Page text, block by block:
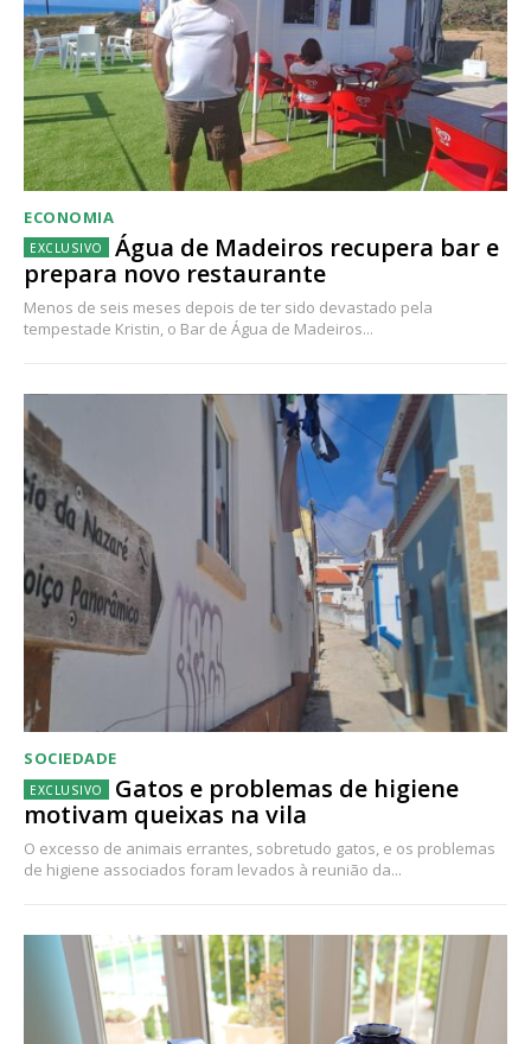
ECONOMIA
Água de Madeiros recupera bar e
prepara novo restaurante
Menos de seis meses depois de ter sido devastado pela
tempestade Kristin, o Bar de Água de Madeiros...
SOCIEDADE
Gatos e problemas de higiene
motivam queixas na vila
O excesso de animais errantes, sobretudo gatos, e os problemas
de higiene associados foram levados à reunião da...